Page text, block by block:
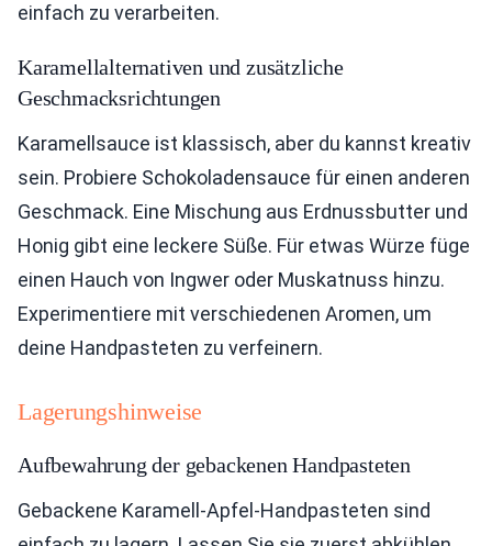
einfach zu verarbeiten.
Karamellalternativen und zusätzliche
Geschmacksrichtungen
Karamellsauce ist klassisch, aber du kannst kreativ
sein. Probiere Schokoladensauce für einen anderen
Geschmack. Eine Mischung aus Erdnussbutter und
Honig gibt eine leckere Süße. Für etwas Würze füge
einen Hauch von Ingwer oder Muskatnuss hinzu.
Experimentiere mit verschiedenen Aromen, um
deine Handpasteten zu verfeinern.
Lagerungshinweise
Aufbewahrung der gebackenen Handpasteten
Gebackene Karamell-Apfel-Handpasteten sind